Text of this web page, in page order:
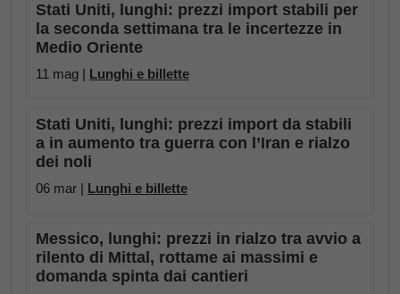
Stati Uniti, lunghi: prezzi import stabili per
la seconda settimana tra le incertezze in
Medio Oriente
11 mag | Lunghi e billette
Stati Uniti, lunghi: prezzi import da stabili
a in aumento tra guerra con l’Iran e rialzo
dei noli
06 mar | Lunghi e billette
Messico, lunghi: prezzi in rialzo tra avvio a
rilento di Mittal, rottame ai massimi e
domanda spinta dai cantieri